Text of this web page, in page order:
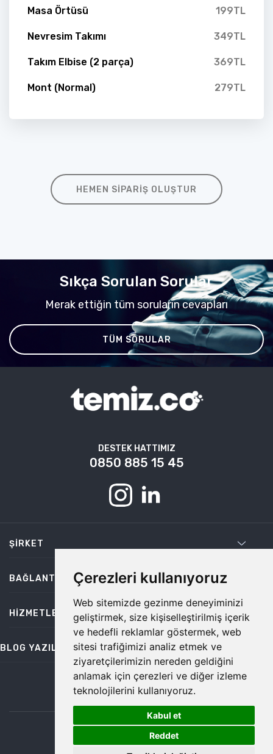
Çerezleri kullanıyoruz
Web sitemizde gezinme deneyiminizi
geliştirmek, size kişiselleştirilmiş içerik
ve hedefli reklamlar göstermek, web
sitesi trafiğimizi analiz etmek ve
ziyaretçilerimizin nereden geldiğini
anlamak için çerezleri ve diğer izleme
teknolojilerini kullanıyoruz.
Kabul et
Reddet
Masa Örtüsü 199TL
Nevresim Takımı 349TL
Takım Elbise (2 parça) 369TL
Mont (Normal) 279TL
HEMEN SIPARIŞ OLUŞTUR
Sıkça Sorulan Sorular
Merak ettiğin tüm soruların cevapları
TÜM SORULAR
DESTEK HATTIMIZ
0850 885 15 45
ŞIRKET
BAĞLANTILAR
HIZMETLER
BLOG YAZILARI
bilgi@temiz.co
©2026 Temiz, Her Hakkı Saklıdır.